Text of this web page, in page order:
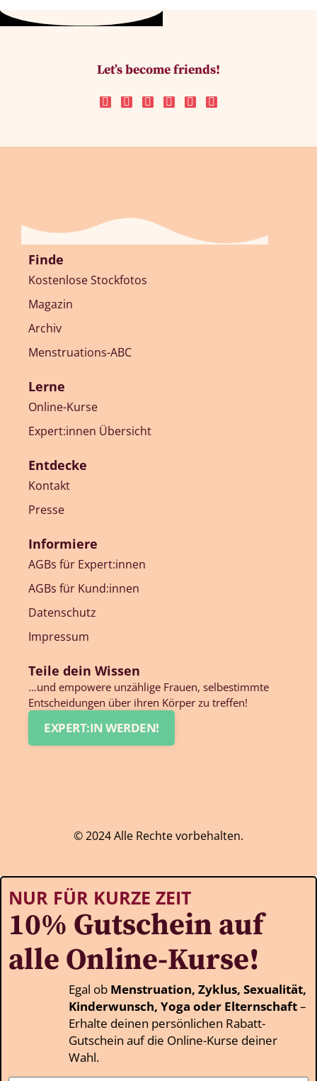
Let’s become friends!
Finde
Kostenlose Stockfotos
Magazin
Archiv
Menstruations-ABC
Lerne
Online-Kurse
Expert:innen Übersicht
Entdecke
Kontakt
Presse
Informiere
AGBs für Expert:innen
AGBs für Kund:innen
Datenschutz
Impressum
Teile dein Wissen
…und empowere unzählige Frauen, selbestimmte
Entscheidungen über ihren Körper zu treffen!
EXPERT:IN WERDEN!
© 2024 Alle Rechte vorbehalten.
NUR FÜR KURZE ZEIT
10% Gutschein auf
alle Online-Kurse!
Egal ob Menstruation, Zyklus, Sexualität,
Kinderwunsch, Yoga oder Elternschaft–
Erhalte deinen persönlichen Rabatt-
Gutschein auf die Online-Kurse deiner
Wahl.